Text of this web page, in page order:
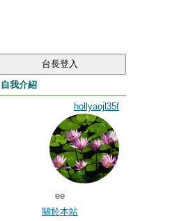
自我介紹
hollyaojl35f
ee
關於本站